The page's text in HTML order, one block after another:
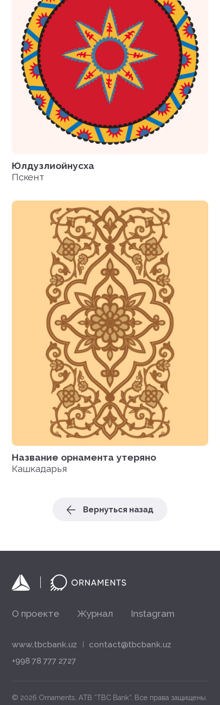
Юлдузлиойнусха
Пскент
Название орнамента утеряно
Кашкадарья
Вернуться назад
О проекте Журнал Instagram
© 2026 Ornaments, ATB “TBC Bank”. Все права защищены.
www.tbcbank.uz
contact@tbcbank.uz
+998 78 777 2727